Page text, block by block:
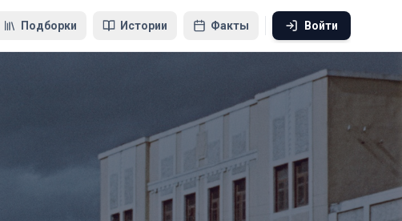
Подборки Истории Факты Войти